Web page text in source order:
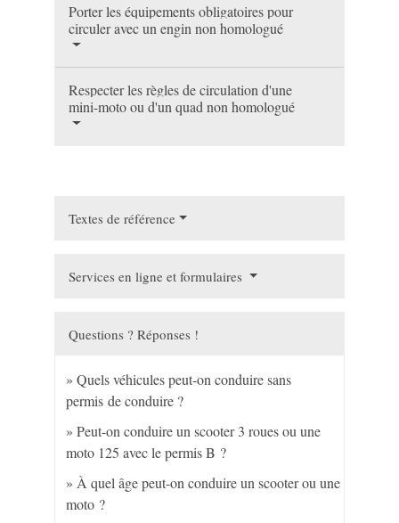
Porter les équipements obligatoires pour
circuler avec un engin non homologué
Respecter les règles de circulation d'une
mini-moto ou d'un quad non homologué
Textes de référence
Services en ligne et formulaires
Questions ? Réponses !
Quels véhicules peut-on conduire sans
permis de conduire ?
Peut-on conduire un scooter 3 roues ou une
moto 125 avec le permis B ?
À quel âge peut-on conduire un scooter ou une
moto ?